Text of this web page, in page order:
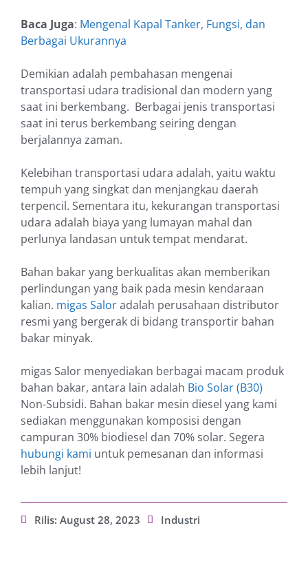
Baca Juga: Mengenal Kapal Tanker, Fungsi, dan
Berbagai Ukurannya
Demikian adalah pembahasan mengenai
transportasi udara tradisional dan modern yang
saat ini berkembang. Berbagai jenis transportasi
saat ini terus berkembang seiring dengan
berjalannya zaman.
Kelebihan transportasi udara adalah, yaitu waktu
tempuh yang singkat dan menjangkau daerah
terpencil. Sementara itu, kekurangan transportasi
udara adalah biaya yang lumayan mahal dan
perlunya landasan untuk tempat mendarat.
Bahan bakar yang berkualitas akan memberikan
perlindungan yang baik pada mesin kendaraan
kalian. migas Saloradalah perusahaan distributor
resmi yang bergerak di bidang transportir bahan
bakar minyak.
migas Salor menyediakan berbagai macam produk
bahan bakar, antara lain adalah Bio Solar (B30)
Non-Subsidi. Bahan bakar mesin diesel yang kami
sediakan menggunakan komposisi dengan
campuran 30% biodiesel dan 70% solar. Segera
hubungi kami untuk pemesanan dan informasi
lebih lanjut!
Rilis: August 28, 2023 Industri